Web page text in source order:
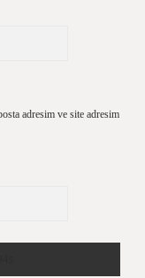
adresim ve site adresim